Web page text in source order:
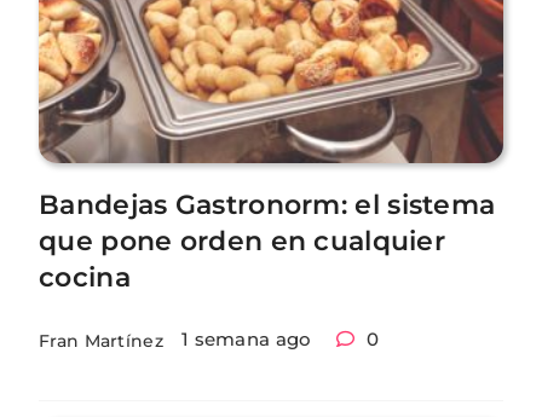
Bandejas Gastronorm: el sistema
que pone orden en cualquier
cocina
Fran Martínez 1 semana ago 0